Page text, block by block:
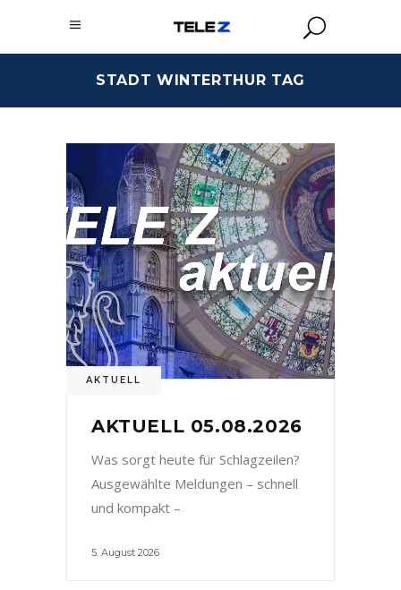
STADT WINTERTHUR TAG
AKTUELL
AKTUELL 05.08.2026
Was sorgt heute für Schlagzeilen?
Ausgewählte Meldungen – schnell
und kompakt –
5. August 2026